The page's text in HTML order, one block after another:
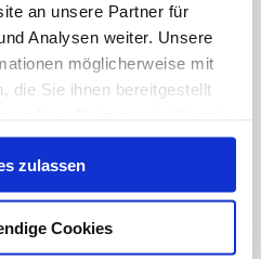
an unsere Partner für
Analysen weiter. Unsere
möglicherweise mit
die Sie ihnen bereitgestellt
Sie Informationen zum
.
zulassen
Cookies
Energieeffizienter Hallenbau in Systembauweise